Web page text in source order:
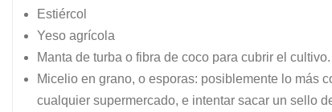
Estiércol
Yeso agrícola
Manta de turba o fibra de coco para cubrir el cultivo.
Micelio en grano, o esporas: posiblemente lo más
cualquier supermercado, e intentar sacar un sello